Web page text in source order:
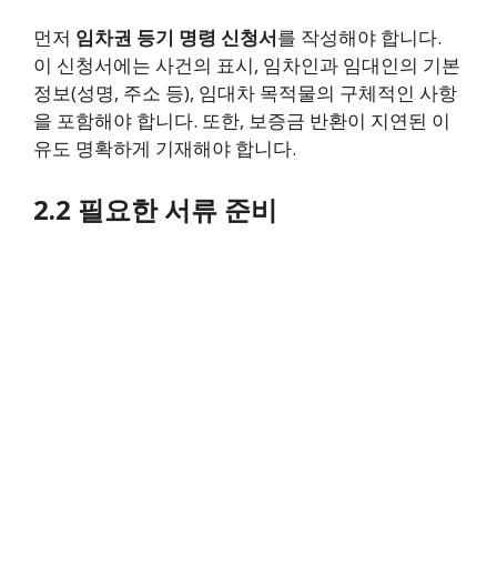
먼저 임차권 등기 명령 신청서를 작성해야 합니다.
이 신청서에는 사건의 표시, 임차인과 임대인의 기본
정보(성명, 주소 등), 임대차 목적물의 구체적인 사항
을 포함해야 합니다. 또한, 보증금 반환이 지연된 이
유도 명확하게 기재해야 합니다.
2.2 필요한 서류 준비